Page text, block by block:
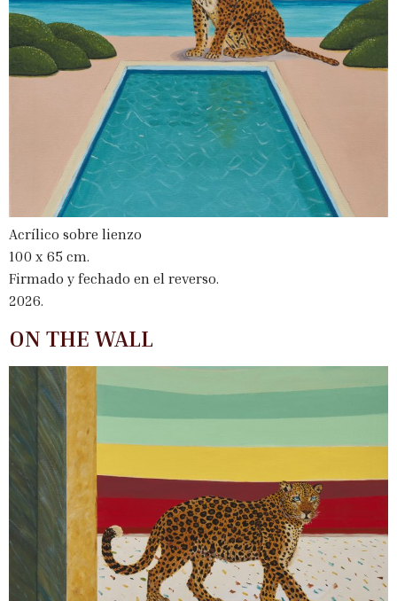
Acrílico sobre lienzo
100 x 65 cm.
Firmado y fechado en el reverso.
2026.
ON THE WALL